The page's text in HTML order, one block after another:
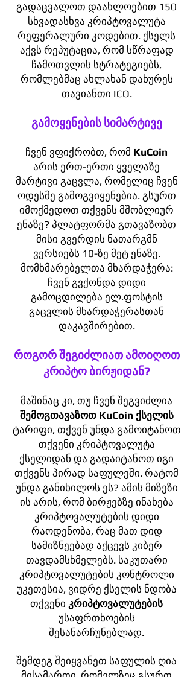
გადაცვალოთ დაახლოებით 150
სხვადასხვა კრიპტოვალუტა
რეფერალური კოდებით. ქსელს
აქვს რეპუტაცია, რომ სწრაფად
ჩამოთვლის სტრატეგიებს,
რომლებმაც ახლახან დახურეს
თავიანთი ICO.
გამოყენების სიმარტივე
ჩვენ ვფიქრობთ, რომ KuCoin
არის ერთ-ერთი ყველაზე
მარტივი გაცვლა, რომელიც ჩვენ
ოდესმე გამოგვიყენებია. გსურთ
იმოქმედოთ თქვენს მშობლიურ
ენაზე? პლატფორმა გთავაზობთ
მისი გვერდის ნათარგმნ
ვერსიებს 10-ზე მეტ ენაზე.
მომხმარებელთა მხარდაჭერა:
ჩვენ გვქონდა დიდი
გამოცდილება ელ.ფოსტის
გაცვლის მხარდაჭერასთან
დაკავშირებით.
როგორ შეგიძლიათ ამოიღოთ
კრიპტო ბირჟიდან?
მაშინაც კი, თუ ჩვენ შეგვიძლია
შემოგთავაზოთ KuCoin ქსელის
ტარიფი, თქვენ უნდა გამოიტანოთ
თქვენი კრიპტოვალუტა
ქსელიდან და გადაიტანოთ იგი
თქვენს პირად საფულეში. რატომ
უნდა განიხილოს ეს? ამის მიზეზი
ის არის, რომ ბირჟებზე ინახება
კრიპტოვალუტების დიდი
რაოდენობა, რაც მათ დიდ
სამიზნეებად აქცევს კიბერ
თავდამსხმელებს. საკუთარი
კრიპტოვალუტების კონტროლი
უკეთესია, ვიდრე ქსელის ნდობა
თქვენი კრიპტოვალუტების
უსაფრთხოების
შესანარჩუნებლად.
შემდეგ შეიყვანეთ საფულის ღია